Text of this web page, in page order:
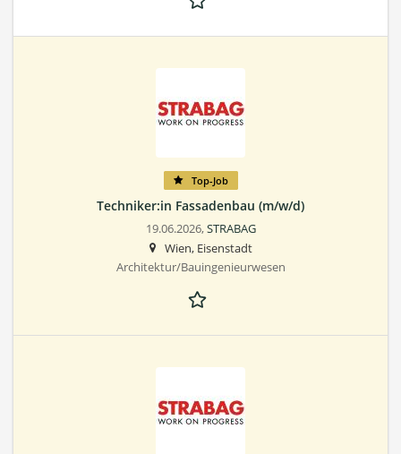
Top-Job
Techniker:in Fassadenbau (m/w/d)
19.06.2026,STRABAG
Wien, Eisenstadt
Architektur/Bauingenieurwesen